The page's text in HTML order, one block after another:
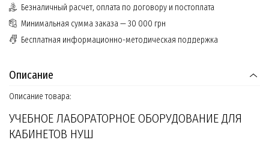
Безналичный расчет, оплата по договору и постоплата
Минимальная сумма заказа — 30 000 грн
Бесплатная информационно-методическая поддержка
Описание
Описание товара:
УЧЕБНОЕ ЛАБОРАТОРНОЕ ОБОРУДОВАНИЕ ДЛЯ
КАБИНЕТОВ НУШ